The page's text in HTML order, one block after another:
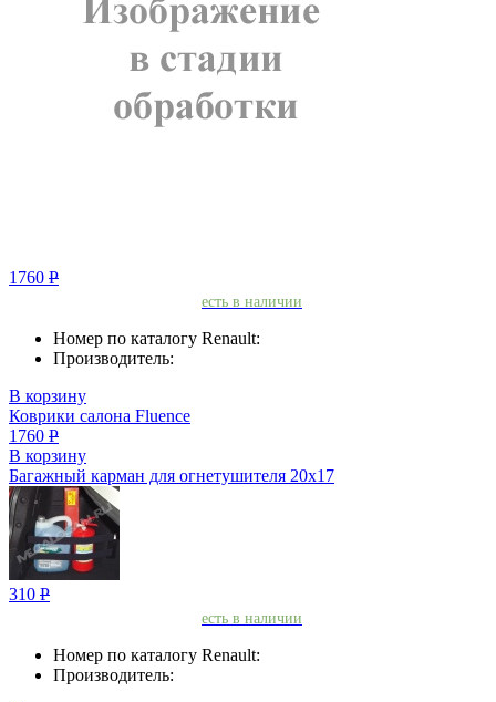
1760 Р
есть в наличии
Номер по каталогу Renault:
Производитель:
В корзину
Коврики салона Fluence
1760 Р
В корзину
Багажный карман для огнетушителя 20х17
310 Р
есть в наличии
Номер по каталогу Renault:
Производитель: